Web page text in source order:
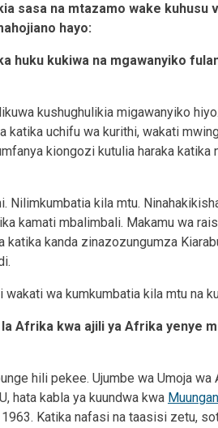
sasa na mtazamo wake kuhusu
hayo:
huku kukiwa na mgawanyiko
kushughulikia migawanyiko
katika uchifu wa kurithi, wakati
kiongozi kutulia haraka katika
Nilimkumbatia kila mtu.
kamati mbalimbali. Makamu wa
kanda zinazozungumza
wa kumkumbatia kila mtu na
Afrika kwa ajili ya Afrika yenye
hili pekee. Ujumbe wa Umoja
hata kabla ya kuundwa kwa
Katika nafasi na taasisi zetu,